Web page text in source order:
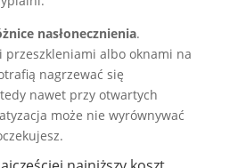
nasłonecznienia.
przeszkleniami albo oknami na
nagrzewać się
nawet przy otwartych
może nie wyrównywać